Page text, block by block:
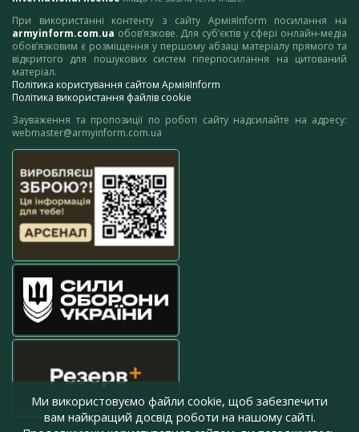
При використанні контенту з сайту АрміяInform посилання на
armyinform.com.ua обов’язкове. Для суб’єктів у сфері онлайн-медіа
обов’язковим є розміщення у першому абзаці матеріалу прямого та
відкритого для пошукових систем гіперпосилання на цитований
матеріал.
Політика користування сайтом АрміяInform
Політика використання файлів cookie
Зауваження та пропозиції по роботі сайту надсилайте на адресу:
webmaster@armyinform.com.ua
Ми використовуємо файли cookie, щоб забезпечити
вам найкращий досвід роботи на нашому сайті.